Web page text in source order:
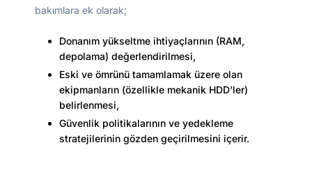
bakımlara ek olarak;
Donanım yükseltme ihtiyaçlarının (RAM,
depolama) değerlendirilmesi,
Eski ve ömrünü tamamlamak üzere olan
ekipmanların (özellikle mekanik HDD’ler)
belirlenmesi,
Güvenlik politikalarının ve yedekleme
stratejilerinin gözden geçirilmesini içerir.